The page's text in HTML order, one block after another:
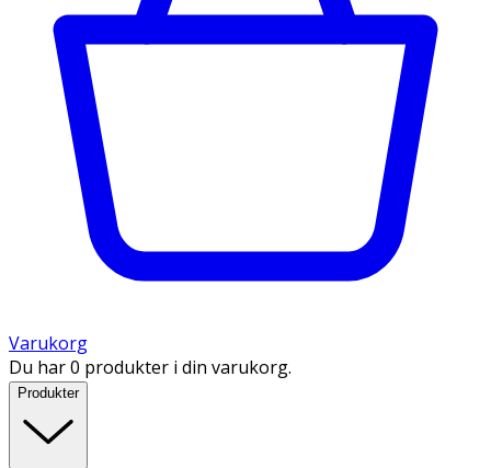
Varukorg
Du har 0 produkter i din varukorg.
Produkter